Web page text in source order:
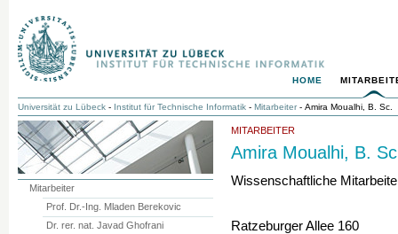
HOME
Universität zu Lübeck - Institut für Technische Informatik - Mitarbeiter- Amira Moualhi, B. Sc.
MITARBEITER
Amira Moualhi, B.
Wissenschaftliche
Ratzeburger Allee 160
Mitarbeiter
Prof. Dr.-Ing. Mladen Berekovic
Dr. rer. nat. Javad Ghofrani